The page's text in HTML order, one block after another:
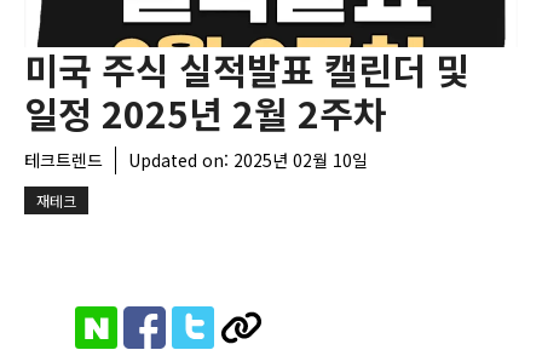
미국 주식 실적발표 캘린더 및
일정 2025년 2월 2주차
테크트렌드 Updated on: 2025년 02월 10일
재테크